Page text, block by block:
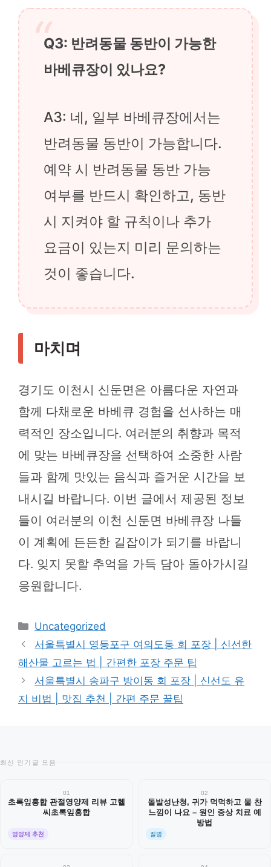
Q3: 반려동물 동반이 가능한
바베큐장이 있나요?
A3: 네, 일부 바베큐장에서는
반려동물 동반이 가능합니다.
예약 시 반려동물 동반 가능
여부를 반드시 확인하고, 동반
시 지켜야 할 규칙이나 추가
요금이 있는지 미리 문의하는
것이 좋습니다.
마치며
경기도 이천시 신둔면은 아름다운 자연과
함께 다채로운 바베큐 경험을 선사하는 매
력적인 장소입니다. 여러분의 취향과 목적
에 맞는 바베큐장을 선택하여 소중한 사람
들과 함께 맛있는 음식과 즐거운 시간을 보
내시길 바랍니다. 이번 글에서 제공된 정보
들이 여러분의 이천 신둔면 바베큐장 나들
이 계획에 든든한 길잡이가 되기를 바랍니
다. 잊지 못할 추억을 가득 담아 돌아가시길
응원합니다.
카
테
고
리
Uncategorized
서울특별시 영등포구 여의도동 회 포장 | 신선한
해산물 고르는 법 | 간편한 포장 주문 팁
서울특별시 송파구 방이동 회 포장 | 신선도 유
지 비법 | 맛집 추천 | 간편 주문 꿀팁
최신 인기글 모음
01
초록잎홍합 관절영양제 리뷰 고헬
씨초록잎홍합
영양제 추천
02
돌발성난청, 귀가 먹먹하고 물 찬
느낌이 나요 – 원인 증상 치료 예
방법
질병